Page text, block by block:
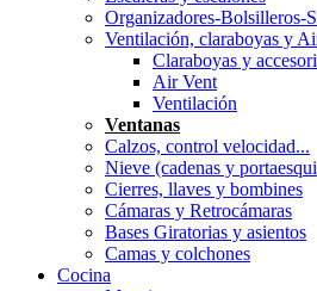
Organizadores-Bolsilleros-
Ventilación, claraboyas y
Claraboyas y
Air Vent
Ventilación
Ventanas
Calzos, control velocidad...
Nieve (cadenas y
Cierres, llaves y bombines
Cámaras y Retrocámaras
Bases Giratorias y asientos
Camas y colchones
Cocina